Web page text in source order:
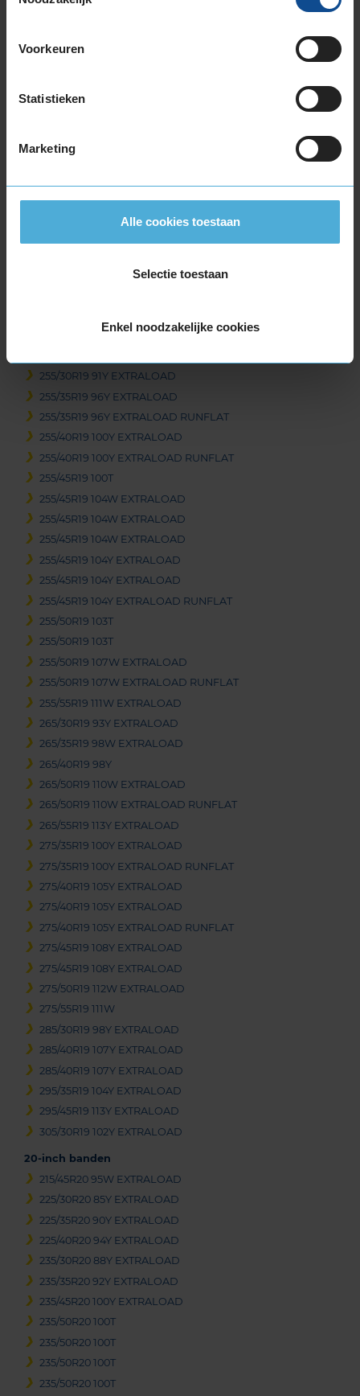
Voorkeuren
Statistieken
Marketing
Alle cookies toestaan
Selectie toestaan
Enkel noodzakelijke cookies
235/55R19 101T
235/55R19 101T
245/30R19 89Y EXTRALOAD
245/40R19 98Y EXTRALOAD RUNFLAT
245/45R19 98Y RUNFLAT
255/30R19 91Y EXTRALOAD
255/35R19 96Y EXTRALOAD
255/35R19 96Y EXTRALOAD RUNFLAT
255/40R19 100Y EXTRALOAD
255/40R19 100Y EXTRALOAD RUNFLAT
255/45R19 100T
255/45R19 104W EXTRALOAD
255/45R19 104W EXTRALOAD
255/45R19 104W EXTRALOAD
255/45R19 104Y EXTRALOAD
255/45R19 104Y EXTRALOAD
255/45R19 104Y EXTRALOAD RUNFLAT
255/50R19 103T
255/50R19 103T
255/50R19 107W EXTRALOAD
255/50R19 107W EXTRALOAD RUNFLAT
255/55R19 111W EXTRALOAD
265/30R19 93Y EXTRALOAD
265/35R19 98W EXTRALOAD
265/40R19 98Y
265/50R19 110W EXTRALOAD
265/50R19 110W EXTRALOAD RUNFLAT
265/55R19 113Y EXTRALOAD
275/35R19 100Y EXTRALOAD
275/35R19 100Y EXTRALOAD RUNFLAT
275/40R19 105Y EXTRALOAD
275/40R19 105Y EXTRALOAD
275/40R19 105Y EXTRALOAD RUNFLAT
275/45R19 108Y EXTRALOAD
275/45R19 108Y EXTRALOAD
275/50R19 112W EXTRALOAD
275/55R19 111W
285/30R19 98Y EXTRALOAD
285/40R19 107Y EXTRALOAD
285/40R19 107Y EXTRALOAD
295/35R19 104Y EXTRALOAD
295/45R19 113Y EXTRALOAD
305/30R19 102Y EXTRALOAD
20-inch banden
215/45R20 95W EXTRALOAD
225/30R20 85Y EXTRALOAD
225/35R20 90Y EXTRALOAD
225/40R20 94Y EXTRALOAD
235/30R20 88Y EXTRALOAD
235/35R20 92Y EXTRALOAD
235/45R20 100Y EXTRALOAD
235/50R20 100T
235/50R20 100T
235/50R20 100T
235/50R20 100T